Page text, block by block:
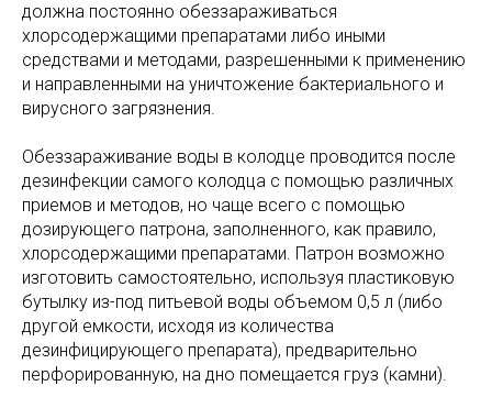
должна постоянно обеззараживаться
хлорсодержащими препаратами либо иными
средствами и методами, разрешенными к применению
и направленными на уничтожение бактериального и
вирусного загрязнения.
Обеззараживание воды в колодце проводится после
дезинфекции самого колодца с помощью различных
приемов и методов, но чаще всего с помощью
дозирующего патрона, заполненного, как правило,
хлорсодержащими препаратами. Патрон возможно
изготовить самостоятельно, используя пластиковую
бутылку из-под питьевой воды объемом 0,5 л (либо
другой емкости, исходя из количества
дезинфицирующего препарата), предварительно
перфорированную, на дно помещается груз (камни).